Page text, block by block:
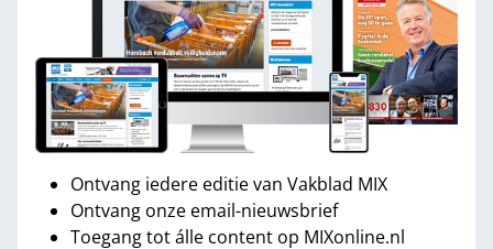
Ontvang iedere editie van Vakblad MIX
Ontvang onze email-nieuwsbrief
Toegang tot álle content op MIXonline.nl